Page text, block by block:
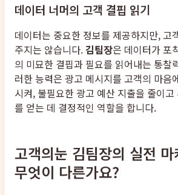
데이터 너머의 고객 결핍 읽기
데이터는 중요한 정보를 제공하지만, 고
주지는 않습니다.김팀장은 데이터가 포
의 미묘한 결핍과 필요를 읽어내는 통찰
러한 능력은 광고 메시지를 고객의 마음
시켜, 불필요한 광고 예산 지출을 줄이
를 얻는 데 결정적인 역할을 합니다.
고객의눈 김팀장의 실전
무엇이 다른가요?